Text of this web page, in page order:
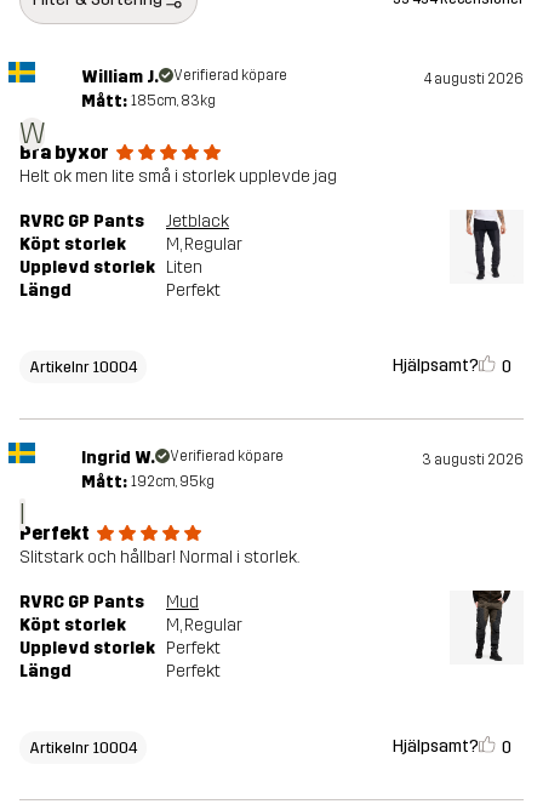
W
William J. Verifierad köpare 4 augusti 2026
Mått: 185cm, 83kg
Bra byxor
Helt ok men lite små i storlek upplevde jag
RVRC GP Pants
Jetblack
Köpt storlek
M, Regular
Upplevd storlek Liten
Längd
Perfekt
Artikelnr 10004 Hjälpsamt? 0
I
Ingrid W. Verifierad köpare 3 augusti 2026
Mått: 192cm, 95kg
Perfekt
Slitstark och hållbar! Normal i storlek.
RVRC GP Pants
Mud
Köpt storlek
M, Regular
Upplevd storlek Perfekt
Längd
Perfekt
Artikelnr 10004 Hjälpsamt? 0